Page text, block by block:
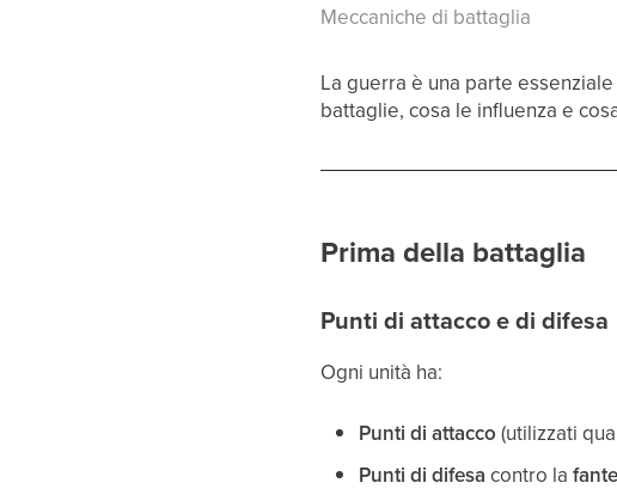
Meccaniche di battaglia
La guerra è una parte
battaglie, cosa le influenza e
Prima della battaglia
Punti di attacco e di difesa
Ogni unità ha:
Punti di attacco (utilizzati
Punti di difesa contro la